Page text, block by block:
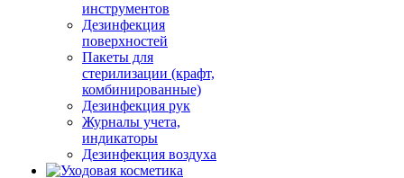
инструментов
Дезинфекция
поверхностей
Пакеты для
стерилизации (крафт,
комбинированные)
Дезинфекция рук
Журналы учета,
индикаторы
Дезинфекция воздуха